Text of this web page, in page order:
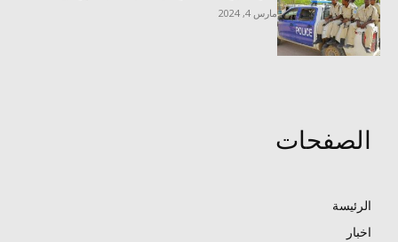
مارس 4, 2024
الصفحات
الرئيسة
اخبار